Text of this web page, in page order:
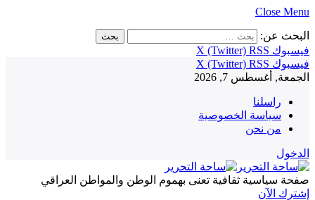
Close Menu
البحث عن:
فيسبوك
X (Twitter) RSS
فيسبوك
X (Twitter) RSS
الجمعة, أغسطس 7, 2026
راسلنا
سياسة الخصوصية
من نحن
الدخول
صفحة سياسية ثقافية تعنى بهموم الوطن والمواطن العراقي
إشترك الآن